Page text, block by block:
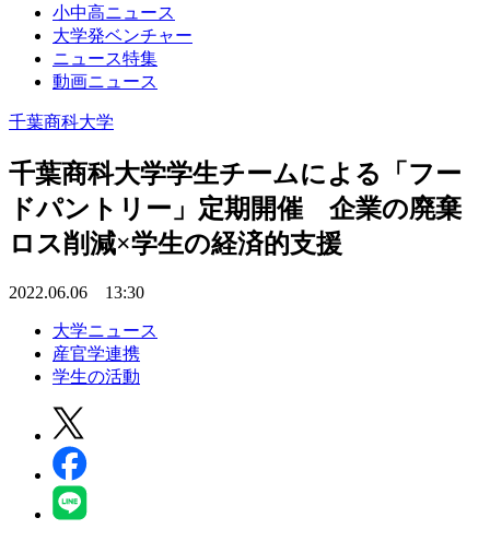
小中高ニュース
大学発ベンチャー
ニュース特集
動画ニュース
千葉商科大学
千葉商科大学学生チームによる「フー
ドパントリー」定期開催 企業の廃棄
ロス削減×学生の経済的支援
2022.06.06 13:30
大学ニュース
産官学連携
学生の活動